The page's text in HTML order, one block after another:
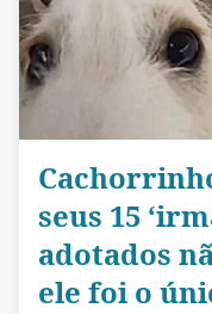
seus 15
adotados
ele foi o